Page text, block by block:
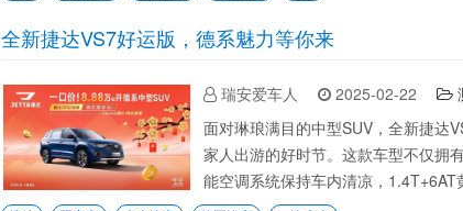
全新捷达VS7好运版，德系魅力等你来
瑞安爱车人 2025-02-22
面对琳琅满目的中型SUV，全新捷达
家人出游的好时节。这款车型不仅拥
能空调系统保持车内清凉，